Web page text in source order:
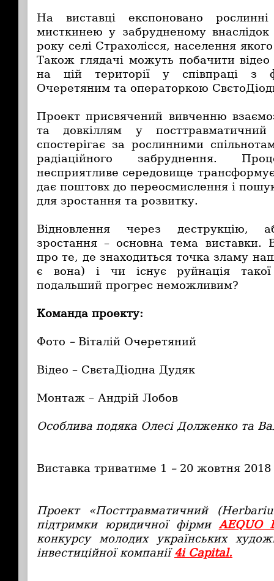
На виставці експоновано рослинні
мисткинею у забрудненому
року селі Страхолісся, населення
Також глядачі можуть побачити відео
на цій території у співпраці з
Очеретяним та операторкою
Проект присвячений вивченню
та довкіллям у
спостерігає за рослинними
радіаційного забруднення.
несприятливе середовище трансформує
дає поштовх до переосмислення і
для зростання та розвитку.
Відновлення через деструкцію,
зростання – основна тема виставки.
про те, де знаходиться точка зламу
є вона) і чи існує руйнація
подальший прогрес неможливим?
Команда проекту:
Фото –Віталій Очеретяний
Відео – СвєтаДіодна Дудяк
Монтаж – Андрій Лобов
Особлива подяка Олесі Долженко та
Виставка триватиме 1 –20 жовтня 2018
Проект «Посттравматичний
підтримки юридичної фірми AEQUO
конкурсу молодих українських
інвестиційної компанії4i Capital.